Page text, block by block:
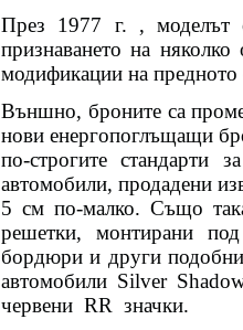
През 1977 г. , моделът
признаването на
модификации на предното
Външно, броните са
нови енергопоглъщащи
по-строгите стандарти
автомобили, продадени
5 см по-малко. Също така
решетки, монтирани
бордюри и други
автомобили Silver
червени RR
значки.